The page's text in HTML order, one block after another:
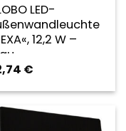
LED-
12,2 W –
€